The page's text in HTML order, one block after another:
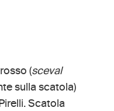
(sceval
sulla scatola)
Scatola